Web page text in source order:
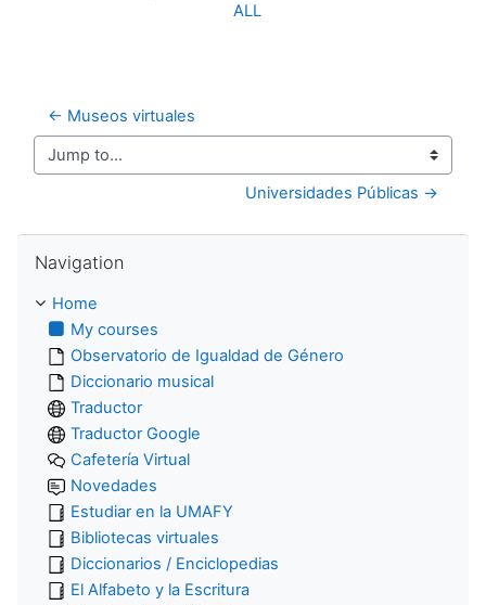
ALL
← Museos virtuales
Jump to...
Universidades Públicas →
Navigation
Home
My courses
Observatorio de Igualdad de Género
Diccionario musical
Traductor
Traductor Google
Cafetería Virtual
Novedades
Estudiar en la UMAFY
Bibliotecas virtuales
Diccionarios / Enciclopedias
El Alfabeto y la Escritura